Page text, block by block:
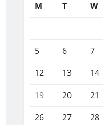
M
T W
5
6 7
12
13 14
19
20 21
26
27 28